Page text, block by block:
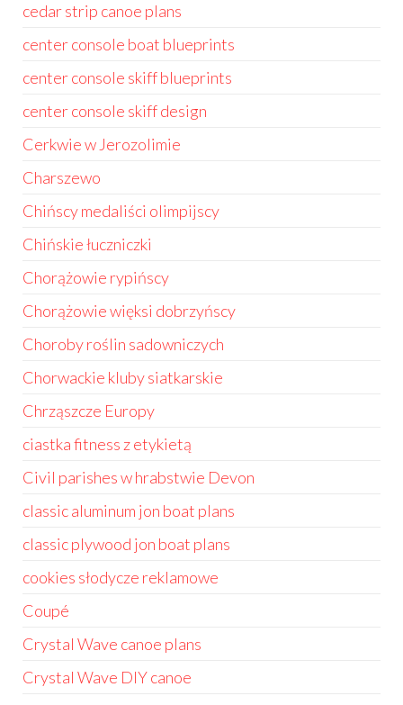
cedar strip canoe plans
center console boat blueprints
center console skiff blueprints
center console skiff design
Cerkwie w Jerozolimie
Charszewo
Chińscy medaliści olimpijscy
Chińskie łuczniczki
Chorążowie rypińscy
Chorążowie więksi dobrzyńscy
Choroby roślin sadowniczych
Chorwackie kluby siatkarskie
Chrząszcze Europy
ciastka fitness z etykietą
Civil parishes w hrabstwie Devon
classic aluminum jon boat plans
classic plywood jon boat plans
cookies słodycze reklamowe
Coupé
Crystal Wave canoe plans
Crystal Wave DIY canoe